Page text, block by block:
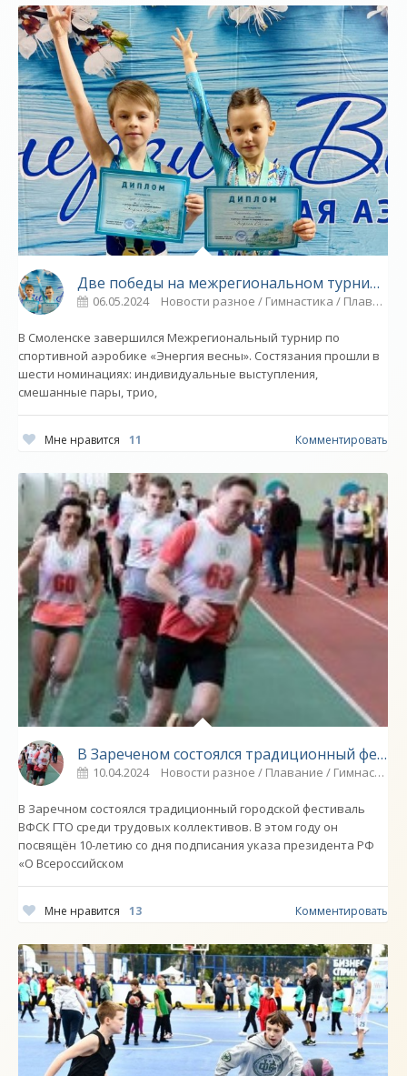
Две победы на межрегиональном турнире - «Ярославский спорт»
06.05.2024 Новости разное / Гимнастика / Плавание / Видео новости / Спорт
В Смоленске завершился Межрегиональный турнир по
спортивной аэробике «Энергия весны». Состязания прошли в
шести номинациях: индивидуальные выступления,
смешанные пары, трио,
Мне нравится 11 Комментировать
В Зареченом состоялся традиционный фестиваль ГТО - СПОРТ
10.04.2024 Новости разное / Плавание / Гимнастика / Спорт / Фото новости / Видео новости / Стрельба
В Заречном состоялся традиционный городской фестиваль
ВФСК ГТО среди трудовых коллективов. В этом году он
посвящён 10-летию со дня подписания указа президента РФ
«О Всероссийском
Мне нравится 13 Комментировать